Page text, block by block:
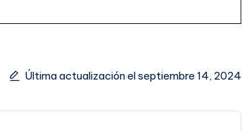
Última actualización el septiembre 14, 2024